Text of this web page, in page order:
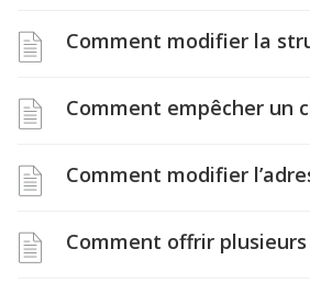
Comment modifier la
Comment empêcher un
Comment modifier
Comment offrir